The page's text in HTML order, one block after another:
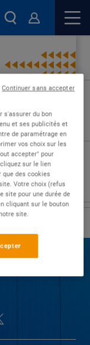
s'assurer du bon
et ses publicités et
de paramétrage en
vos choix sur les
accepter" pour
sur le lien
que des cookies
Votre choix (refus
site pour une durée de
cliquant sur le bouton
site.
Continuer sans accepter